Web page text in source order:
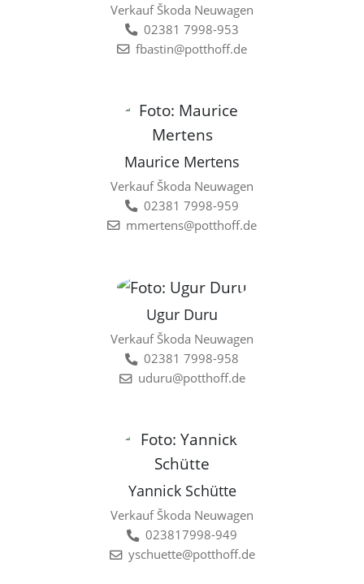
Verkauf Škoda Neuwagen
02381 7998-953
fbastin@potthoff.de
Maurice Mertens
Verkauf Škoda Neuwagen
02381 7998-959
mmertens@potthoff.de
Ugur Duru
Verkauf Škoda Neuwagen
02381 7998-958
uduru@potthoff.de
Yannick Schütte
Verkauf Škoda Neuwagen
023817998-949
yschuette@potthoff.de